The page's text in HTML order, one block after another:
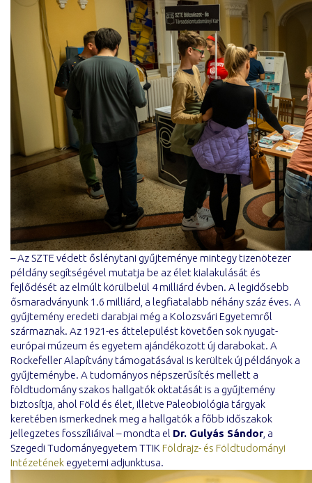
– Az SZTE védett őslénytani gyűjteménye mintegy tizenötezer
példány segítségével mutatja be az élet kialakulását és
fejlődését az elmúlt körülbelül 4 milliárd évben. A legidősebb
ősmaradványunk 1.6 milliárd, a legfiatalabb néhány száz éves. A
gyűjtemény eredeti darabjai még a Kolozsvári Egyetemről
származnak. Az 1921-es áttelepülést követően sok nyugat-
európai múzeum és egyetem ajándékozott új darabokat. A
Rockefeller Alapítvány támogatásával is kerültek új példányok a
gyűjteménybe. A tudományos népszerűsítés mellett a
földtudomány szakos hallgatók oktatását is a gyűjtemény
biztosítja, ahol Föld és élet, illetve Paleobiológia tárgyak
keretében ismerkednek meg a hallgatók a főbb időszakok
jellegzetes fosszíliáival – mondta el Dr. Gulyás Sándor , a
Szegedi Tudományegyetem TTIK Földrajz- és Földtudományi
Intézetének egyetemi adjunktusa.